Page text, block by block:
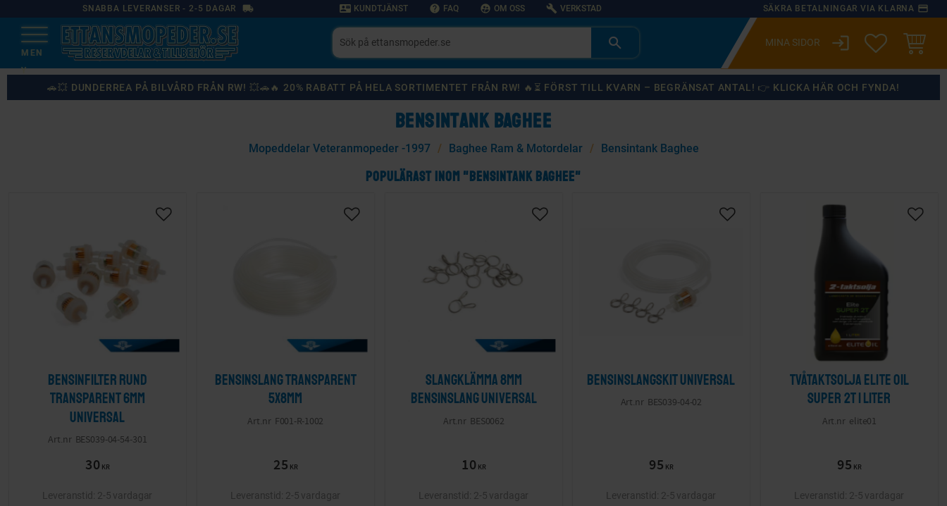
SNABBA LEVERANSER - 2-5 DAGAR local_shipping contact_mail KUNDTJÄNST help FAQ supervised_user_circle OM OSS build VERKSTAD SÄKRA BETALNINGAR VIA KLARNA payment
login ÖNSKELISTA
🚗💥 DUNDERREA PÅ BILVÅRD FRÅN RW! 💥🚗🔥 20% RABATT PÅ HELA SORTIMENTET FRÅN RW! 🔥⏳ FÖRST TILL KVARN – BEGRÄNSAT ANTAL! 👉 KLICKA HÄR OCH FYNDA!
BENSINTANK BAGHEE
Mopeddelar Veteranmopeder -1997 Baghee Ram & Motordelar Bensintank Baghee
POPULÄRAST INOM "BENSINTANK BAGHEE"
Bensinfilter rund
transparent 6mm
Universal
BES039-04-54-301
30 KR
2-5 vardagar
Bensinslang transparent
5x8mm
F001-R-1002
25 KR
2-5 vardagar
Slangklämma 8mm
bensinslang Universal
BES0062
10 KR
2-5 vardagar
Bensinslangskit Universal
BES039-04-02
95 KR
2-5 vardagar
Tvåtaktsolja Elite Oil
super 2T 1 liter
elite01
95 KR
2-5 vardagar